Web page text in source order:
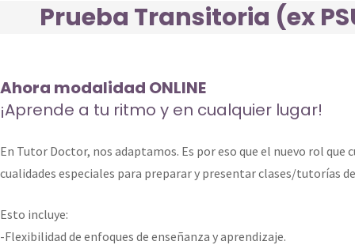
Prueba Transitoria (ex
Ahora modalidad ONLINE
¡Aprende a tu ritmo y en cualquier lugar!
En Tutor Doctor, nos adaptamos. Es por eso que el nuevo rol
cualidades especiales para preparar y presentar clases/tutorías
Esto incluye:
-Flexibilidad de enfoques de enseñanza y aprendizaje.